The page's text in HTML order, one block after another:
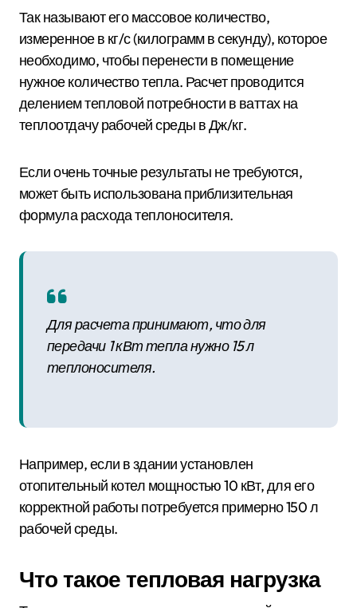
Так называют его массовое количество,
измеренное в кг/с (килограмм в секунду), которое
необходимо, чтобы перенести в помещение
нужное количество тепла. Расчет проводится
делением тепловой потребности в ваттах на
теплоотдачу рабочей среды в Дж/кг.
Если очень точные результаты не требуются,
может быть использована приблизительная
формула расхода теплоносителя.
Для расчета принимают, что для
передачи 1 кВт тепла нужно 15 л
теплоносителя.
Например, если в здании установлен
отопительный котел мощностью 10 кВт, для его
корректной работы потребуется примерно 150 л
рабочей среды.
Что такое тепловая нагрузка